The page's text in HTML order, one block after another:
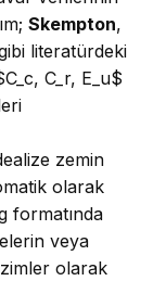
Skempton,
literatürdeki
C_r, E_u$
zemin
olarak
formatında
veya
olarak